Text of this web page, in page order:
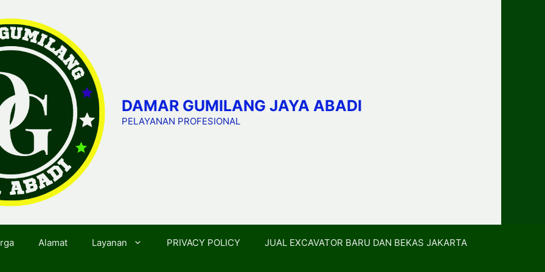
DAMAR GUMILANG JAYA ABADI
PELAYANAN PROFESIONAL
Alamat Layanan PRIVACY POLICY JUAL EXCAVATOR BARU DAN BEKAS JAKARTA